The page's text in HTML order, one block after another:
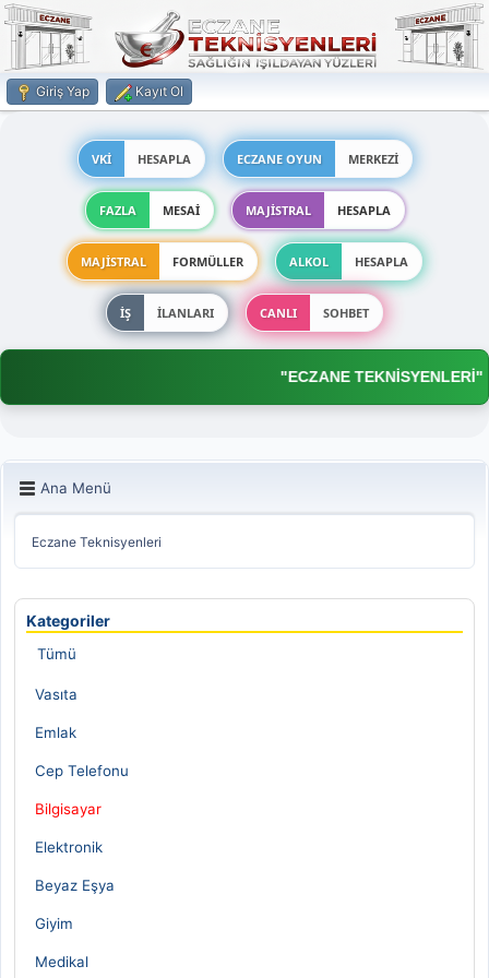
Giriş Yap Kayıt Ol
VKİ HESAPLA ECZANE OYUN MERKEZİ
FAZLA MESAİ MAJİSTRAL HESAPLA
MAJİSTRAL FORMÜLLER ALKOL HESAPLA
İŞ İLANLARI CANLI SOHBET
"ECZANE TEKNİSYENLERİ"
Ana Menü
Eczane Teknisyenleri
Kategoriler
Tümü
Vasıta
Emlak
Cep Telefonu
Bilgisayar
Elektronik
Beyaz Eşya
Giyim
Medikal